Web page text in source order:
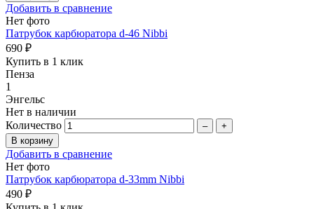
Добавить в сравнение
Нет фото
Патрубок карбюратора d-46 Nibbi
690 ₽
Купить в 1 клик
Пенза
1
Энгельс
Нет в наличии
Количество
– +
Добавить в сравнение
Нет фото
Патрубок карбюратора d-33mm Nibbi
490 ₽